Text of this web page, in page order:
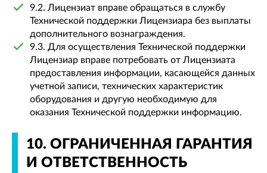
9.2. Лицензиат вправе обращаться в службу
Технической поддержки Лицензиара без выплаты
дополнительного вознаграждения.
9.3. Для осуществления Технической поддержки
Лицензиар вправе потребовать от Лицензиата
предоставления информации, касающейся данных
учетной записи, технических характеристик
оборудования и другую необходимую для
оказания Технической поддержки информацию.
10. ОГРАНИЧЕННАЯ ГАРАНТИЯ
И ОТВЕТСТВЕННОСТЬ